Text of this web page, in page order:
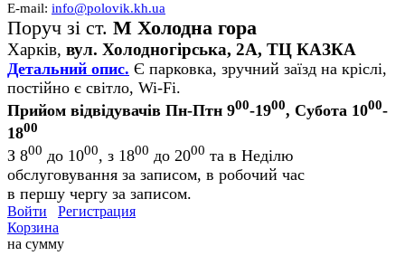
E-mail: info@polovik.kh.ua
Поруч зі ст. М Холодна гора
Харків, вул. Холодногірська, 2А, ТЦ КАЗКА
Детальний опис. Є парковка, зручний заїзд на кріслі,
постійно є світло, Wi-Fi.
Прийом відвідувачів Пн-Птн 900-1900, Субота 1000-
1800
З 800 до 1000, з 1800 до 2000 та в Неділю
обслуговування за записом, в робочий час
в першу чергу за записом.
Войти
Регистрация
Корзина
на сумму